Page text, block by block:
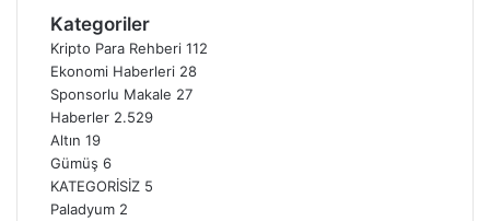
Kategoriler
Kripto Para Rehberi 112
Ekonomi Haberleri 28
Sponsorlu Makale 27
Haberler 2.529
Altın 19
Gümüş 6
KATEGORİSİZ 5
Paladyum 2